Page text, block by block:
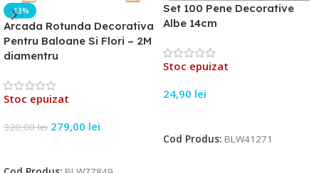
-13%
Arcada Rotunda Decorativa
Pentru Baloane Si Flori – 2M
diamentru
Stoc epuizat
320,00lei 279,00 lei
Set 100 Pene Decorative
Albe 14cm
Stoc epuizat
24,90 lei
Cod Produs: BLW41271